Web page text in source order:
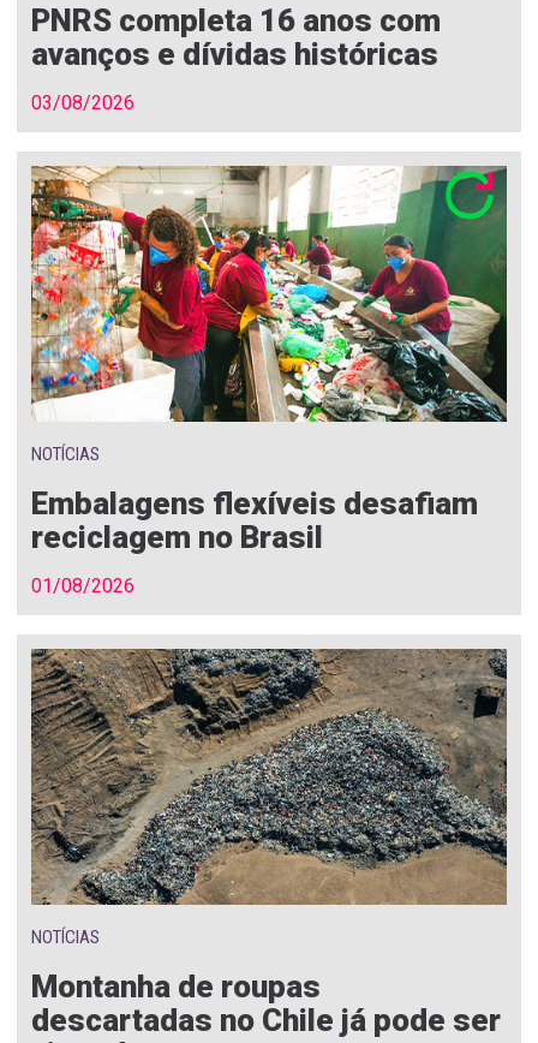
PNRS completa 16 anos com
avanços e dívidas históricas
03/08/2026
NOTÍCIAS
Embalagens flexíveis desafiam
reciclagem no Brasil
01/08/2026
NOTÍCIAS
Montanha de roupas
descartadas no Chile já pode ser